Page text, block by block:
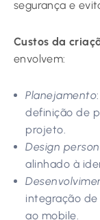
segurança e
Custos da
envolvem:
Planejamento
definição de
projeto.
Design
alinhado à
integração
ao mobile.